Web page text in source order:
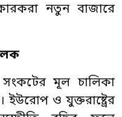
নতুন বাজারে
সংকটের মূল চালিকা
ইউরোপ ও যুক্তরাষ্ট্রের